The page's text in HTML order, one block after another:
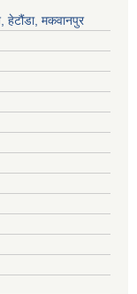
हेटौंडा, मकवानपुर